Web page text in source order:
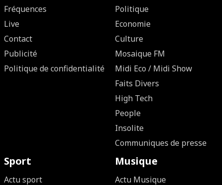
Fréquences
Live
Contact
Publicité
Politique de confidentialité
Politique
Economie
Culture
Mosaique FM
Midi Eco / Midi Show
Faits Divers
High Tech
People
Insolite
Communiques de presse
Sport
Actu sport
Musique
Actu Musique